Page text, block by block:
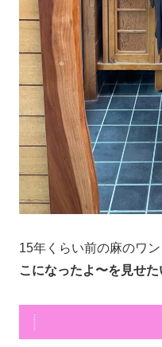
15年くらい前の麻のワン
こになったよ〜を見せ